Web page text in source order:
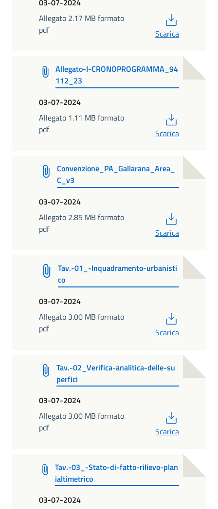
03-07-2024
Allegato 2.17 MB formato
pdf
Scarica
Allegato-I-CRONOPROGRAMMA_94
112_23
03-07-2024
Allegato 1.11 MB formato
pdf
Scarica
Convenzione_PA_Gallarana_Area_
C_v3
03-07-2024
Allegato 2.85 MB formato
pdf
Scarica
Tav.-01_-Inquadramento-urbanisti
co
03-07-2024
Allegato 3.00 MB formato
pdf
Scarica
Tav.-02_Verifica-analitica-delle-su
perfici
03-07-2024
Allegato 3.00 MB formato
pdf
Scarica
Tav.-03_-Stato-di-fatto-rilievo-plan
ialtimetrico
03-07-2024